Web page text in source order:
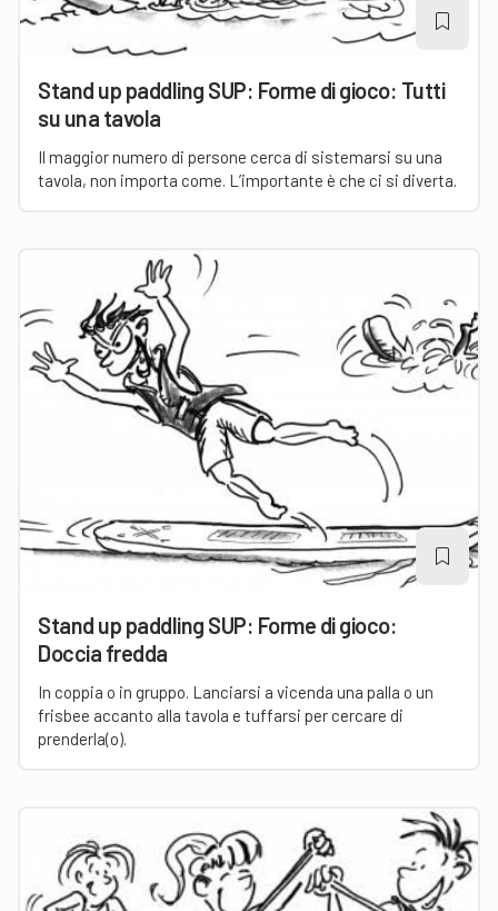
Stand up paddling SUP: Forme di gioco: Tutti
su una tavola
Il maggior numero di persone cerca di sistemarsi su una
tavola, non importa come. L’importante è che ci si diverta.
Stand up paddling SUP: Forme di gioco:
Doccia fredda
In coppia o in gruppo. Lanciarsi a vicenda una palla o un
frisbee accanto alla tavola e tuffarsi per cercare di
prenderla(o).